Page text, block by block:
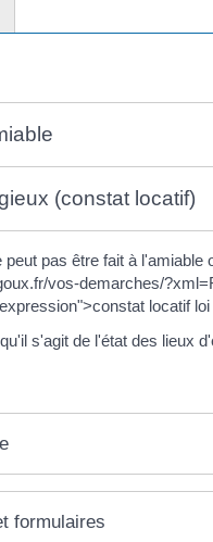
(constat locatif)
pas être fait à
vos-demarches/
locatif
s'agit de l'état des lieux
formulaires